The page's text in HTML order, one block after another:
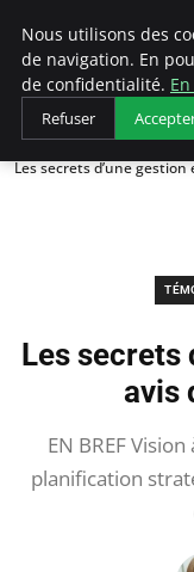
LECFCM
Accueil
Témoignages
Les secrets d’une
Les secrets
avis
EN BREF
planification
Nous utilisons des
de navigation. En
de confidentialité.
Refuser